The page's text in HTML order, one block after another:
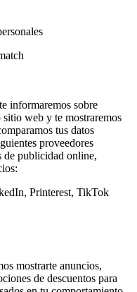
informaremos sobre
sitio web y te mostraremos
tus datos
proveedores
de publicidad online,
Printerest, TikTok
mostrarte anuncios,
de descuentos para